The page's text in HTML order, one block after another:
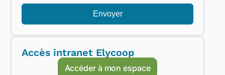
Envoyer
Accès intranet Elycoop
Accéder à mon espace